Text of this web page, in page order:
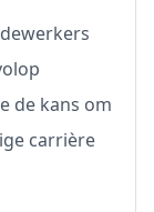
de kans om
carrière